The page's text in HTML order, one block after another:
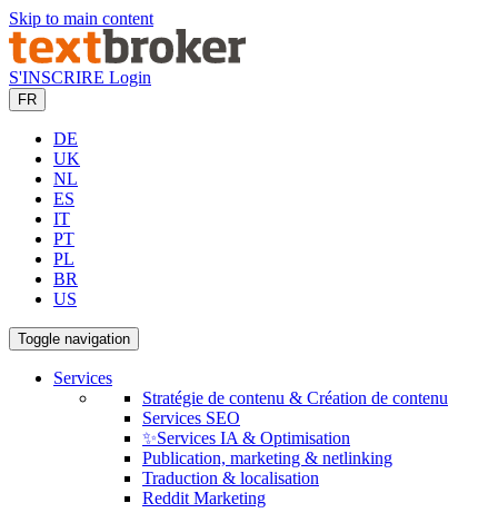
Skip to main content
S'INSCRIRE Login
FR
DE
UK
NL
ES
IT
PT
PL
BR
US
Toggle navigation
Services
Stratégie de contenu & Création de contenu
Services SEO
✨Services IA & Optimisation
Publication, marketing & netlinking
Traduction & localisation
Reddit Marketing